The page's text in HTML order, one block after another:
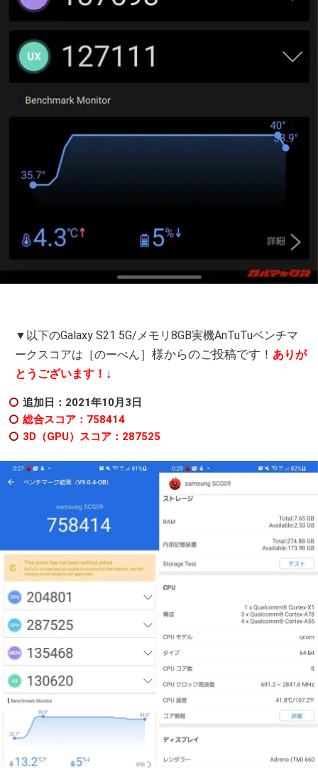
▼以下のGalaxy S21 5G/メモリ8GB実機AnTuTuベンチマ
ークスコアは［のーべん］様からのご投稿です！ ありが
とうございます！ ↓
追加日：2021年10月3日
総合スコア：758414
3D（GPU）スコア：287525